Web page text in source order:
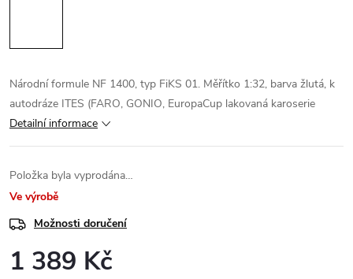
Národní formule NF 1400, typ FiKS 01. Měřítko 1:32, barva žlutá, k
autodráze ITES (FARO, GONIO, EuropaCup lakovaná karoserie
Detailní informace
Položka byla vyprodána…
Ve výrobě
Možnosti doručení
1 389 Kč